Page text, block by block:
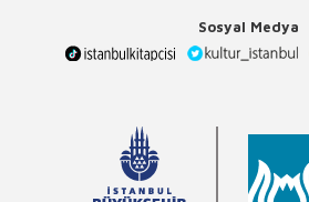
Sosyal Medya